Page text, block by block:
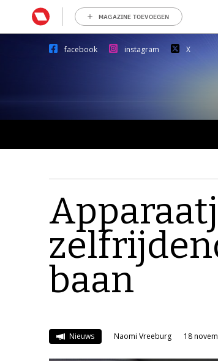
MAGAZINE TOEVOEGEN
facebook instagram X
baan
Nieuws Naomi Vreeburg 18